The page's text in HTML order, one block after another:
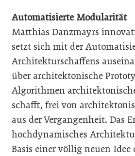
Automatisierte Modularität
Matthias Danzmayrs
setzt sich mit der
Architekturschaffens
über architektonische
Algorithmen
schafft, frei von
aus der Vergangenheit. Das
hochdynamisches
Basis einer völlig neuen Idee